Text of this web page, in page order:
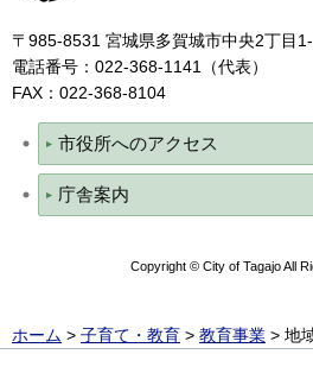
〒985-8531 宮城県多賀城市中央2丁目1-
電話番号：022-368-1141（代表）
FAX：022-368-8104
市役所へのアクセス
庁舎案内
Copyright © City of Tagajo All
ホーム > 子育て・教育 > 教育事業 > 地